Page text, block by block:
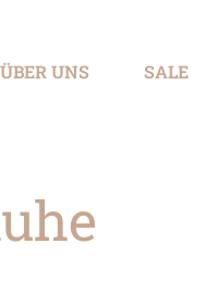
ÜBER UNS SALE